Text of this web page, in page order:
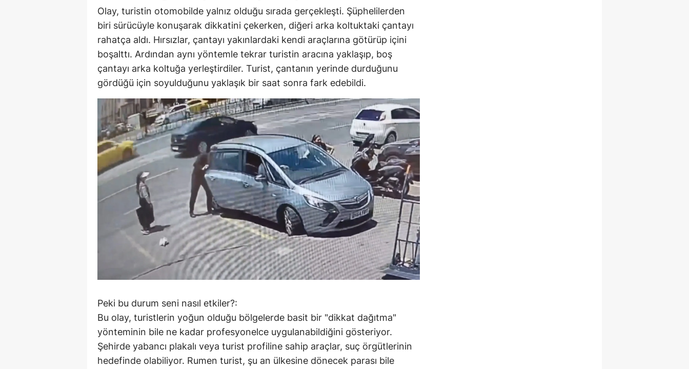
Olay, turistin otomobilde yalnız olduğu sırada gerçekleşti. Şüphelilerden
biri sürücüyle konuşarak dikkatini çekerken, diğeri arka koltuktaki çantayı
rahatça aldı. Hırsızlar, çantayı yakınlardaki kendi araçlarına götürüp içini
boşalttı. Ardından aynı yöntemle tekrar turistin aracına yaklaşıp, boş
çantayı arka koltuğa yerleştirdiler. Turist, çantanın yerinde durduğunu
gördüğü için soyulduğunu yaklaşık bir saat sonra fark edebildi.
Peki bu durum seni nasıl etkiler?:
Bu olay, turistlerin yoğun olduğu bölgelerde basit bir "dikkat dağıtma"
yönteminin bile ne kadar profesyonelce uygulanabildiğini gösteriyor.
Şehirde yabancı plakalı veya turist profiline sahip araçlar, suç örgütlerinin
hedefinde olabiliyor. Rumen turist, şu an ülkesine dönecek parası bile